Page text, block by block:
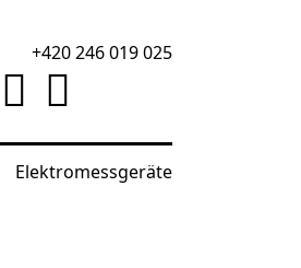
+420 246 019 025
Elektromessgeräte